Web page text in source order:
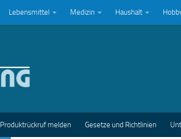
Lebensmittel Medizin Haushalt
Produktrückruf melden Gesetze und Richtlinien